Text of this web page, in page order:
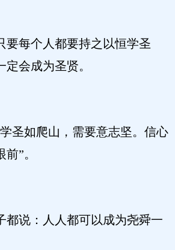
要每个人都要持之以恒学圣
会成为圣贤。
圣如爬山，需要意志坚。信心
”。
都说：人人都可以成为尧舜一